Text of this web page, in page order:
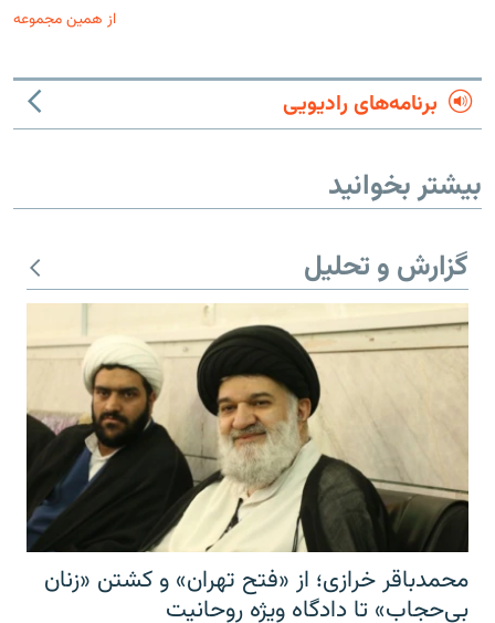
از همین مجموعه
برنامه‌های رادیویی
بیشتر بخوانید
گزارش و تحلیل
محمدباقر خرازی؛ از «فتح تهران» و کشتن «زنان
بی‌حجاب» تا دادگاه ویژه روحانیت